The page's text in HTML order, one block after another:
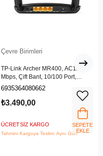
Çevre Birimleri
TP-Link Archer MR400, AC1200
Mbps, Çift Bant, 10/100 Port,
4G/3G SIM Yuvası, Kablosuz 4G
6935364080662
₺3.490,00
ÜCRETSIZ KARGO
Tahmini Kargoya Teslim: Aynı Gün
SEPETE
EKLE